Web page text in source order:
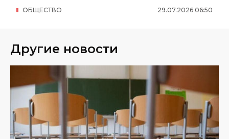
29.07.2026 06:50
ОБЩЕСТВО
Другие новости